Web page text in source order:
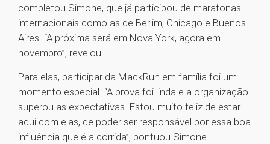
completou Simone, que já participou de maratonas
internacionais como as de Berlim, Chicago e Buenos
Aires. “A próxima será em Nova York, agora em
novembro”, revelou.
Para elas, participar da MackRun em família foi um
momento especial. “A prova foi linda e a organização
superou as expectativas. Estou muito feliz de estar
aqui com elas, de poder ser responsável por essa boa
influência que é a corrida”, pontuou Simone.